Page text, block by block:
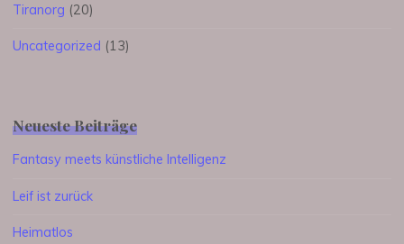
Tiranorg (20)
Uncategorized (13)
Neueste Beiträge
Fantasy meets künstliche Intelligenz
Leif ist zurück
Heimatlos